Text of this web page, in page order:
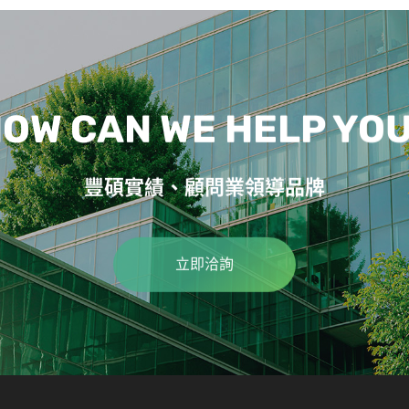
CAN WE HELP
豐碩實績、顧問業領導品牌
立即洽詢